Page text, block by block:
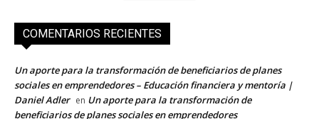
COMENTARIOS RECIENTES
Un aporte para la transformación de beneficiarios de planes
sociales en emprendedores – Educación financiera y mentoría |
Daniel Adler en Un aporte para la transformación de
beneficiarios de planes sociales en emprendedores